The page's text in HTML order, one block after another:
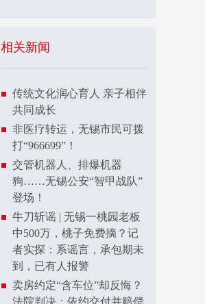
相关新闻
传统文化润心育人 亲子相伴
共同成长
非医疗转运，无锡市民可拨
打“966699”！
交管机器人、排爆机器
狗……无锡公安“智甲战队”
登场！
牛刀斩谣 | 无锡一桃园老板
中500万，桃子免费摘？记
者实探：系谣言，承包期未
到，已有人报警
卖房约定“含车位”却反悔？
法院判决：依约交付并赔偿